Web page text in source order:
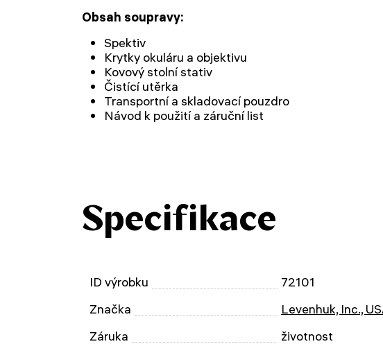
Obsah soupravy:
Spektiv
Krytky okuláru a objektivu
Kovový stolní stativ
Čistící utěrka
Transportní a skladovací pouzdro
Návod k použití a záruční list
Specifikace
ID výrobku
72101
Značka
Levenhuk, Inc.,
Záruka
životnost